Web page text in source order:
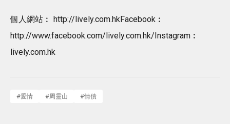
個人網站︰ http://lively.com.hkFacebook︰
http://www.facebook.com/lively.com.hk/Instagram︰
lively.com.hk
#愛情 #周靈山 #情債